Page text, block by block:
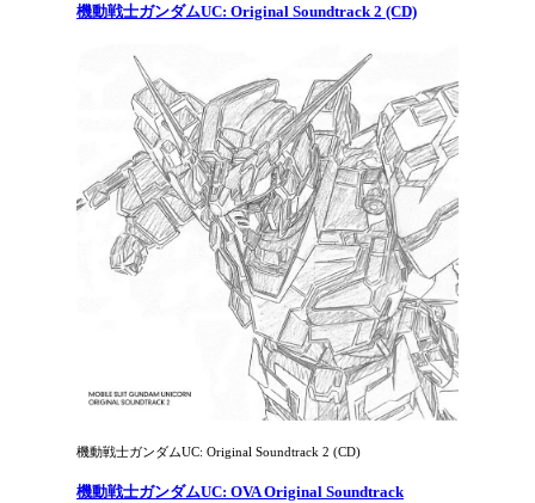
機動戦士ガンダムUC: Original Soundtrack 2 (CD)
機動戦士ガンダムUC: Original Soundtrack 2 (CD)
機動戦士ガンダムUC: OVA Original Soundtrack